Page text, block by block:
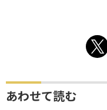
あわせて読む